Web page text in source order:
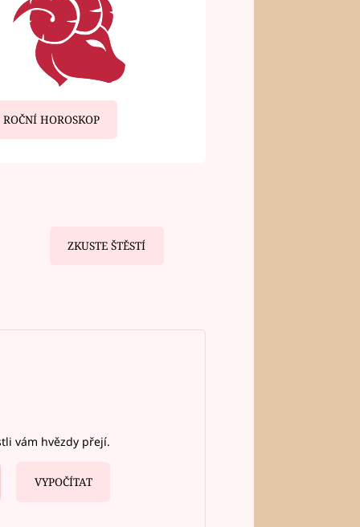
ROČNÍ HOROSKOP
ZKUSTE ŠTĚSTÍ
vám hvězdy přejí.
VYPOČÍTAT